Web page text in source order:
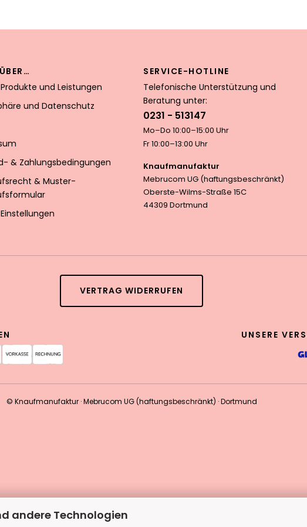
andere Technologien
und Leistungen
und Datenschutz
& Zahlungsbedingungen
& Muster-
SERVICE-HOTLINE
Telefonische Unterstützung und
Beratung unter:
0231 - 513147
Mo–Do 10:00–15:00 Uhr
Fr 10:00–13:00 Uhr
Knaufmanufaktur
Mebrucom UG (haftungsbeschränkt)
Oberste-Wilms-Straße 15C
44309 Dortmund
VERTRAG WIDERRUFEN
UNSERE
© Knaufmanufaktur · Mebrucom UG (haftungsbeschränkt) · Dortmund